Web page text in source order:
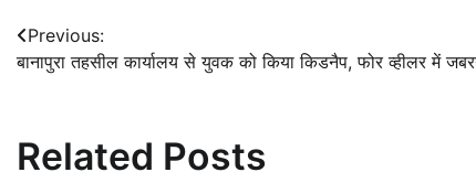
Post
navigation
Previous:
बानापुरा तहसील कार्यालय से युवक को किया किडनैप, फोर व्हीलर में
Related Posts